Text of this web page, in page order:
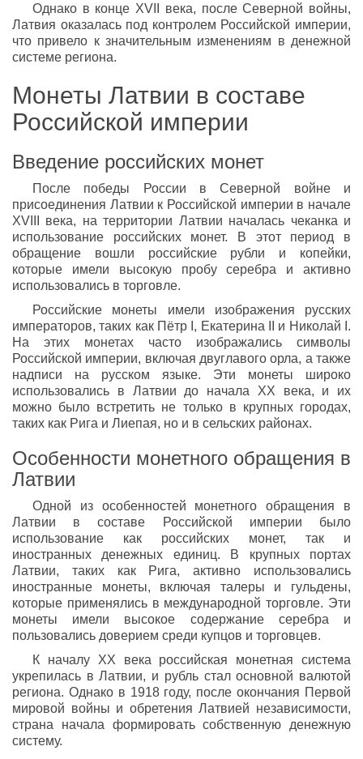
Однако в конце XVII века, после Северной войны,
Латвия оказалась под контролем Российской империи,
что привело к значительным изменениям в денежной
системе региона.
Монеты Латвии в составе
Российской империи
Введение российских монет
После победы России в Северной войне и
присоединения Латвии к Российской империи в начале
XVIII века, на территории Латвии началась чеканка и
использование российских монет. В этот период в
обращение вошли российские рубли и копейки,
которые имели высокую пробу серебра и активно
использовались в торговле.
Российские монеты имели изображения русских
императоров, таких как Пётр I, Екатерина II и Николай I.
На этих монетах часто изображались символы
Российской империи, включая двуглавого орла, а также
надписи на русском языке. Эти монеты широко
использовались в Латвии до начала XX века, и их
можно было встретить не только в крупных городах,
таких как Рига и Лиепая, но и в сельских районах.
Особенности монетного обращения в
Латвии
Одной из особенностей монетного обращения в
Латвии в составе Российской империи было
использование как российских монет, так и
иностранных денежных единиц. В крупных портах
Латвии, таких как Рига, активно использовались
иностранные монеты, включая талеры и гульдены,
которые применялись в международной торговле. Эти
монеты имели высокое содержание серебра и
пользовались доверием среди купцов и торговцев.
К началу XX века российская монетная система
укрепилась в Латвии, и рубль стал основной валютой
региона. Однако в 1918 году, после окончания Первой
мировой войны и обретения Латвией независимости,
страна начала формировать собственную денежную
систему.